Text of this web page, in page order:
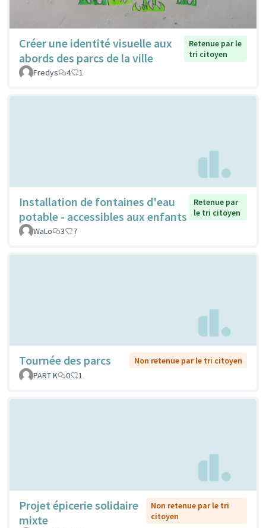
Créer une identité visuelle aux
abords des parcs de la ville
Retenue par le
tri citoyen
Fredys
4 1
Installation de fontaines d'eau
potable - accessibles aux enfants
Retenue par
le tri citoyen
WaLo
3 7
Tournée des parcs
Non retenue par le tri citoyen
PART K
0 1
Projet épicerie solidaire
mixte
Non retenue par le tri
citoyen